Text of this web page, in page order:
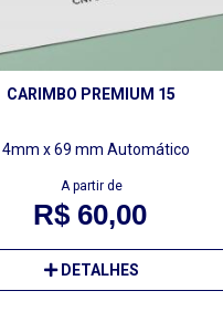
CARIMBO PREMIUM 15
x 69 mm Automático
A partir de
R$ 60,00
DETALHES